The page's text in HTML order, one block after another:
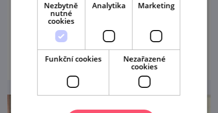
Výstava nominační soutěže vín Mikulovské
vinařské podoblasti
prohlédnout
Nezbytně
nutné
cookies
Analytika Marketing
Funkční cookies
Nezařazené
cookies